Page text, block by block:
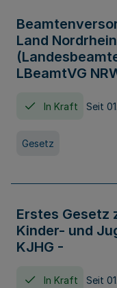
Land
LBeamtVG
In Kraft Seit
Gesetz
Erstes Gesetz
Kinder- und
KJHG -
In Kraft Seit